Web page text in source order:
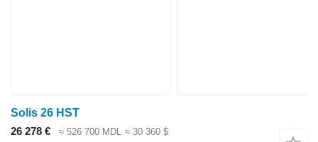
Solis 26 HST
26 278 €
≈ 526 700 MDL ≈ 30 360 $